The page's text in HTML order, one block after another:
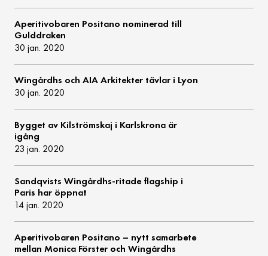
Aperitivobaren Positano nominerad till
Gulddraken
30 jan. 2020
Wingårdhs och AIA Arkitekter tävlar i Lyon
30 jan. 2020
Bygget av Kilströmskaj i Karlskrona är
igång
23 jan. 2020
Sandqvists Wingårdhs-ritade flagship i
Paris har öppnat
14 jan. 2020
Aperitivobaren Positano – nytt samarbete
mellan Monica Förster och Wingårdhs